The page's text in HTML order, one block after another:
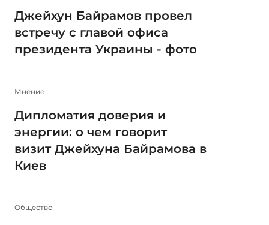
Джейхун Байрамов провел
встречу с главой офиса
президента Украины - фото
Мнение
Дипломатия доверия и
энергии: о чем говорит
визит Джейхуна Байрамова в
Киев
Общество